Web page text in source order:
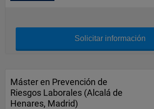
Solicitar información
Máster en Prevención de
Riesgos Laborales (Alcalá de
Henares, Madrid)